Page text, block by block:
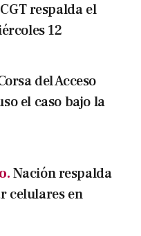
respalda el
12
del Acceso
el caso bajo la
Nación respalda
celulares en